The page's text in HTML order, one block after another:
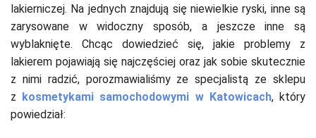
lakierniczej. Na jednych znajdują się niewielkie ryski, inne są
zarysowane w widoczny sposób, a jeszcze inne są
wyblaknięte. Chcąc dowiedzieć się, jakie problemy z
lakierem pojawiają się najczęściej oraz jak sobie skutecznie
z nimi radzić, porozmawialiśmy ze specjalistą ze sklepu
z kosmetykami samochodowymi w Katowicach, który
powiedział: